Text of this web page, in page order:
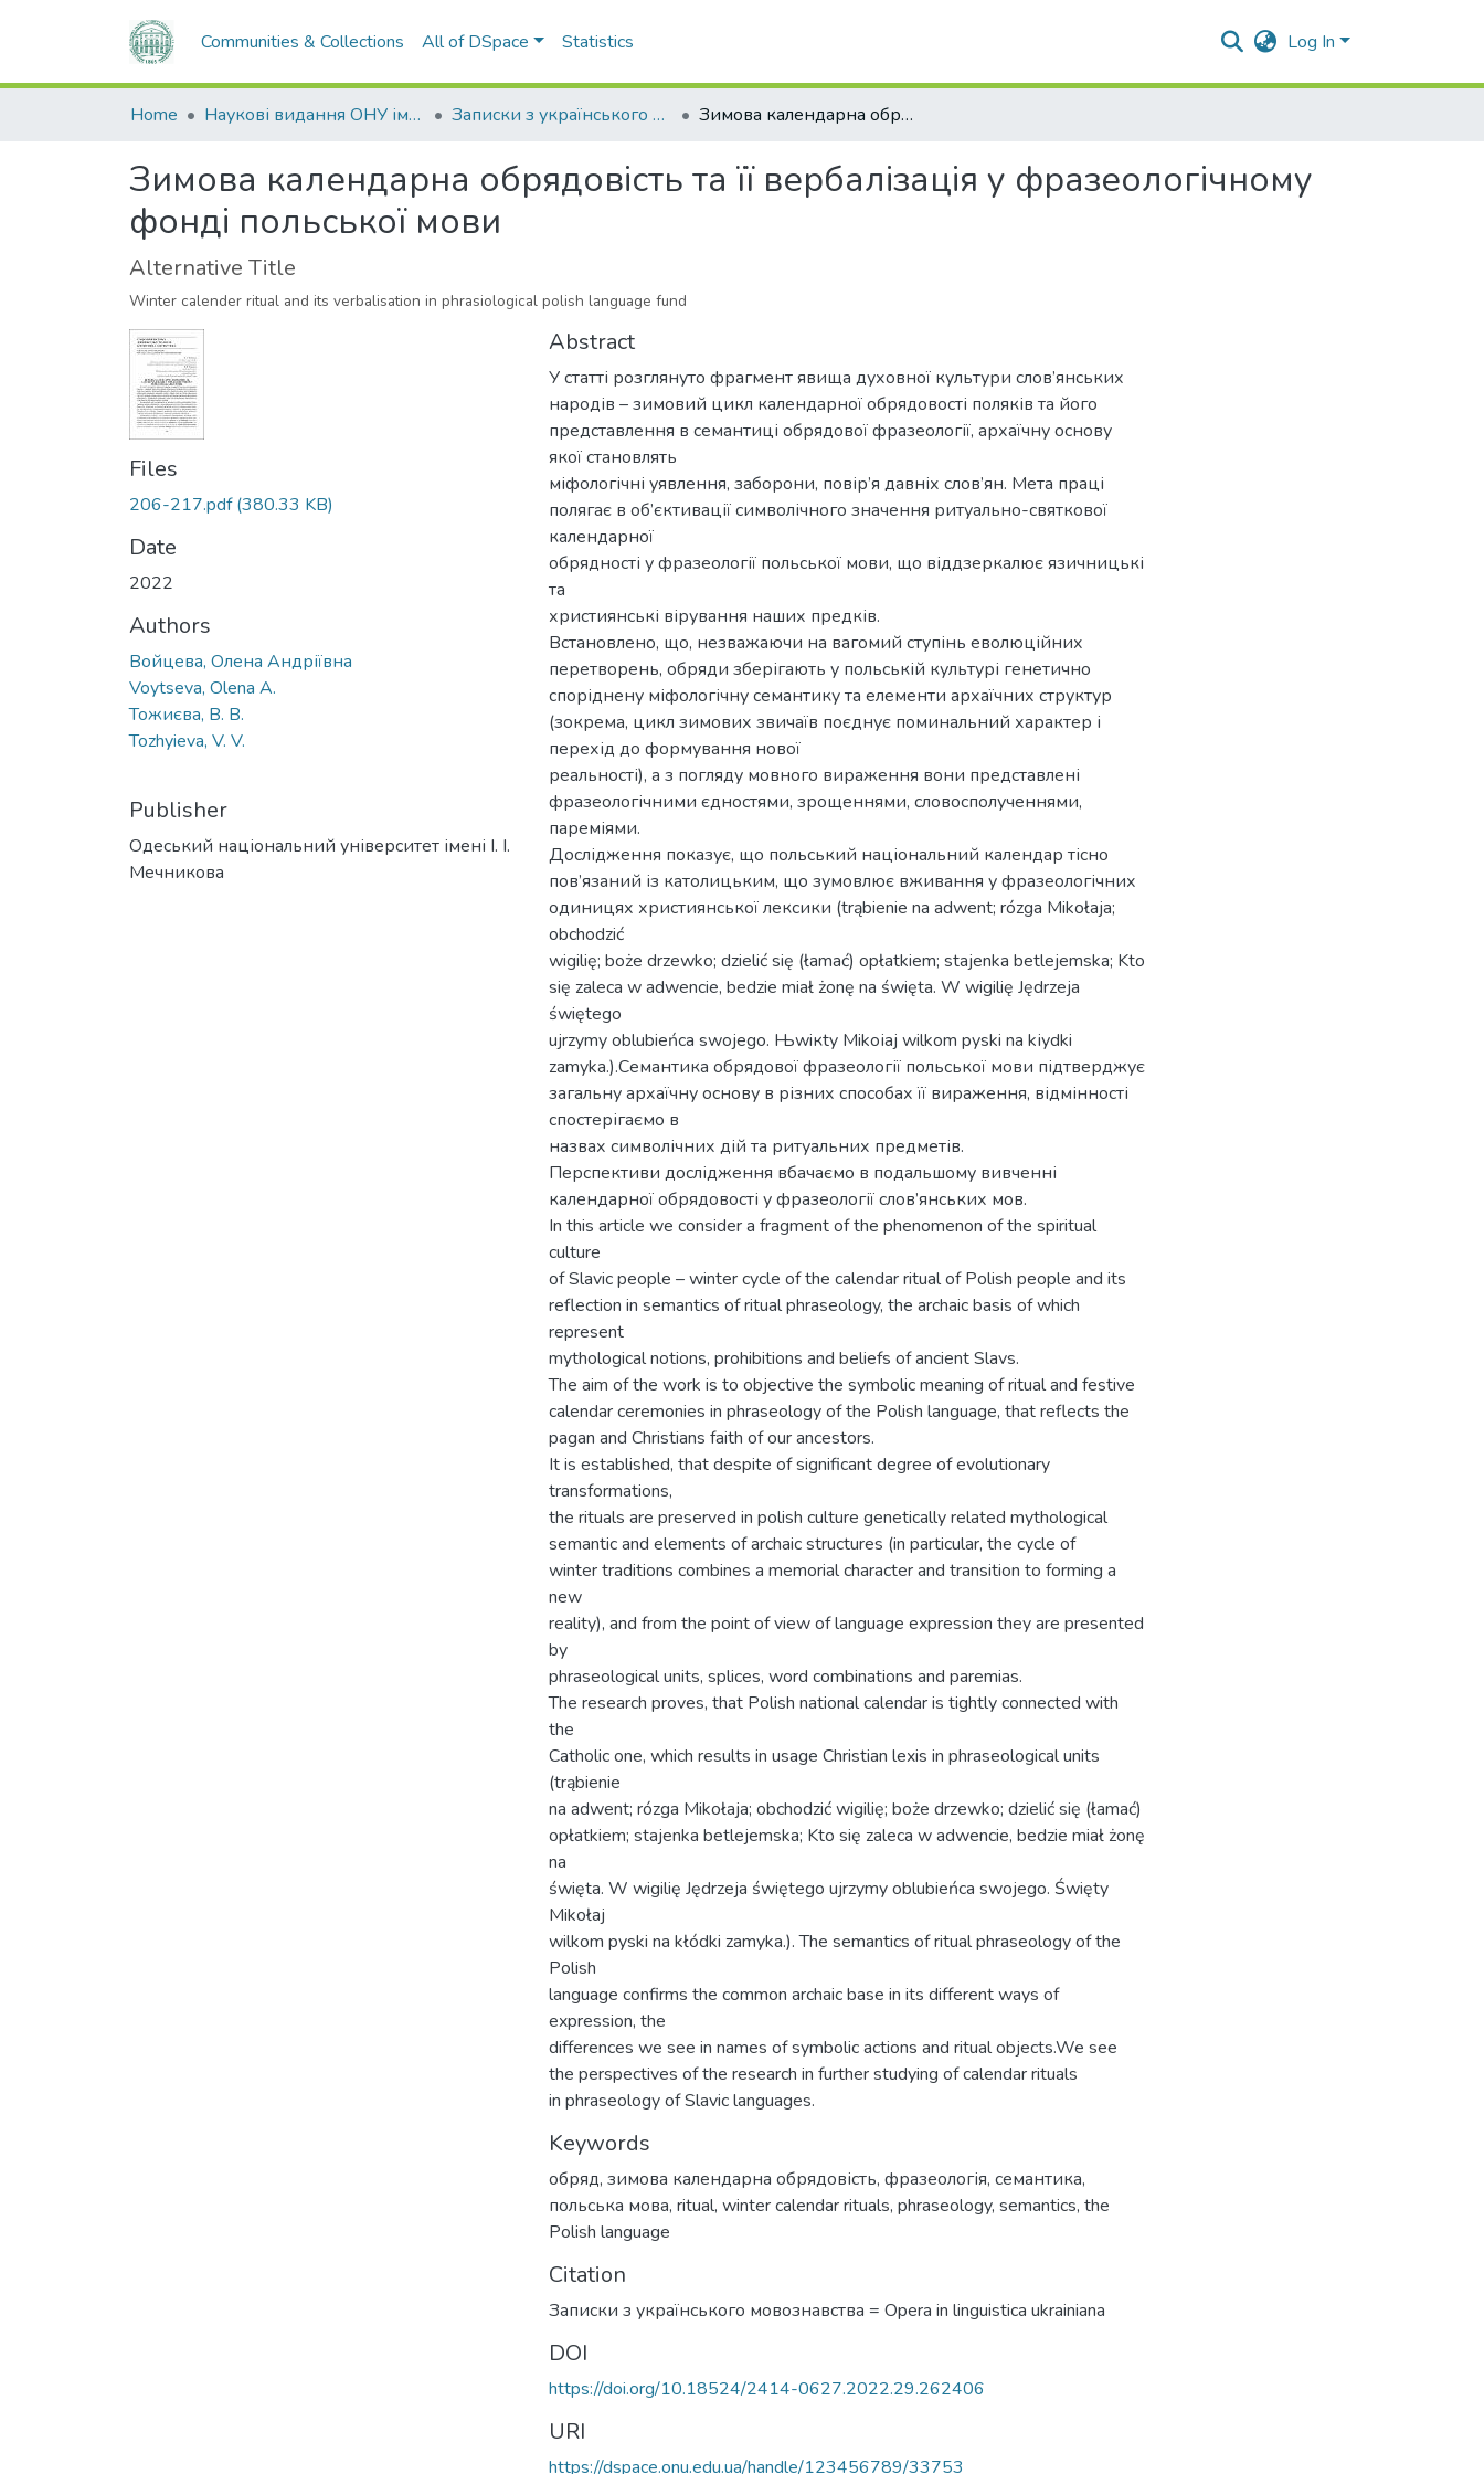
Communities & Collections All of DSpace Statistics Log In
Home Наукові видання ОНУ імені І. І. Мечникова Записки з українського мовознавства Зимова календарна обрядовість та її вербалізація у фразеологічному фонді польської мови
Зимова календарна обрядовість та її вербалізація у фразеологічному
фонді польської мови
Alternative Title
Winter calender ritual and its verbalisation in phrasiological polish language fund
Files
206-217.pdf(380.33 KB)
Date
2022
Authors
Войцева, Олена Андріївна
Voytseva, Olena A.
Тожиєва, В. В.
Tozhyieva, V. V.
Publisher
Одеський національний університет імені І. І.
Мечникова
Abstract
У статті розглянуто фрагмент явища духовної культури слов’янських
народів – зимовий цикл календарної обрядовості поляків та його
представлення в семантиці обрядової фразеології, архаїчну основу
якої становлять
міфологічні уявлення, заборони, повір’я давніх слов’ян. Мета праці
полягає в об’єктивації символічного значення ритуально-святкової
календарної
обрядності у фразеології польської мови, що віддзеркалює язичницькі
та
християнські вірування наших предків.
Встановлено, що, незважаючи на вагомий ступінь еволюційних
перетворень, обряди зберігають у польській культурі генетично
споріднену міфологічну семантику та елементи архаїчних структур
(зокрема, цикл зимових звичаїв поєднує поминальний характер і
перехід до формування нової
реальності), а з погляду мовного вираження вони представлені
фразеологічними єдностями, зрощеннями, словосполученнями,
пареміями.
Дослідження показує, що польський національний календар тісно
пов’язаний із католицьким, що зумовлює вживання у фразеологічних
одиницях християнської лексики (trąbienie na adwent; rózga Mikołaja;
obchodzić
wigilię; boże drzewko; dzielić się (łamać) opłatkiem; stajenka betlejemska; Kto
się zaleca w adwencie, bedzie miał żonę na święta. W wigilię Jędrzeja
świętego
ujrzymy oblubieńca swojego. Њwiкty Mikoіaj wilkom pyski na kіуdki
zamyka.).Семантика обрядової фразеології польської мови підтверджує
загальну архаїчну основу в різних способах її вираження, відмінності
спостерігаємо в
назвах символічних дій та ритуальних предметів.
Перспективи дослідження вбачаємо в подальшому вивченні
календарної обрядовості у фразеології слов’янських мов.
In this article we consider a fragment of the phenomenon of the spiritual
culture
of Slavic people – winter cycle of the calendar ritual of Polish people and its
reflection in semantics of ritual phraseology, the archaic basis of which
represent
mythological notions, prohibitions and beliefs of ancient Slavs.
The aim of the work is to objective the symbolic meaning of ritual and festive
calendar ceremonies in phraseology of the Polish language, that reflects the
pagan and Christians faith of our ancestors.
It is established, that despite of significant degree of evolutionary
transformations,
the rituals are preserved in polish culture genetically related mythological
semantic and elements of archaic structures (in particular, the cycle of
winter traditions combines a memorial character and transition to forming a
new
reality), and from the point of view of language expression they are presented
by
phraseological units, splices, word combinations and paremias.
The research proves, that Polish national calendar is tightly connected with
the
Catholic one, which results in usage Christian lexis in phraseological units
(trąbienie
na adwent; rózga Mikołaja; obchodzić wigilię; boże drzewko; dzielić się (łamać)
opłatkiem; stajenka betlejemska; Kto się zaleca w adwencie, bedzie miał żonę
na
święta. W wigilię Jędrzeja świętego ujrzymy oblubieńca swojego. Święty
Mikołaj
wilkom pyski na kłódki zamyka.). The semantics of ritual phraseology of the
Polish
language confirms the common archaic base in its different ways of
expression, the
differences we see in names of symbolic actions and ritual objects.We see
the perspectives of the research in further studying of calendar rituals
in phraseology of Slavic languages.
Keywords
обряд, зимова календарна обрядовість, фразеологія, семантика,
польська мова, ritual, winter calendar rituals, phraseology, semantics, the
Polish language
Citation
Записки з українського мовознавства = Opera in linguistica ukrainiana
DOI
https://doi.org/10.18524/2414-0627.2022.29.262406
URI
https://dspace.onu.edu.ua/handle/123456789/33753